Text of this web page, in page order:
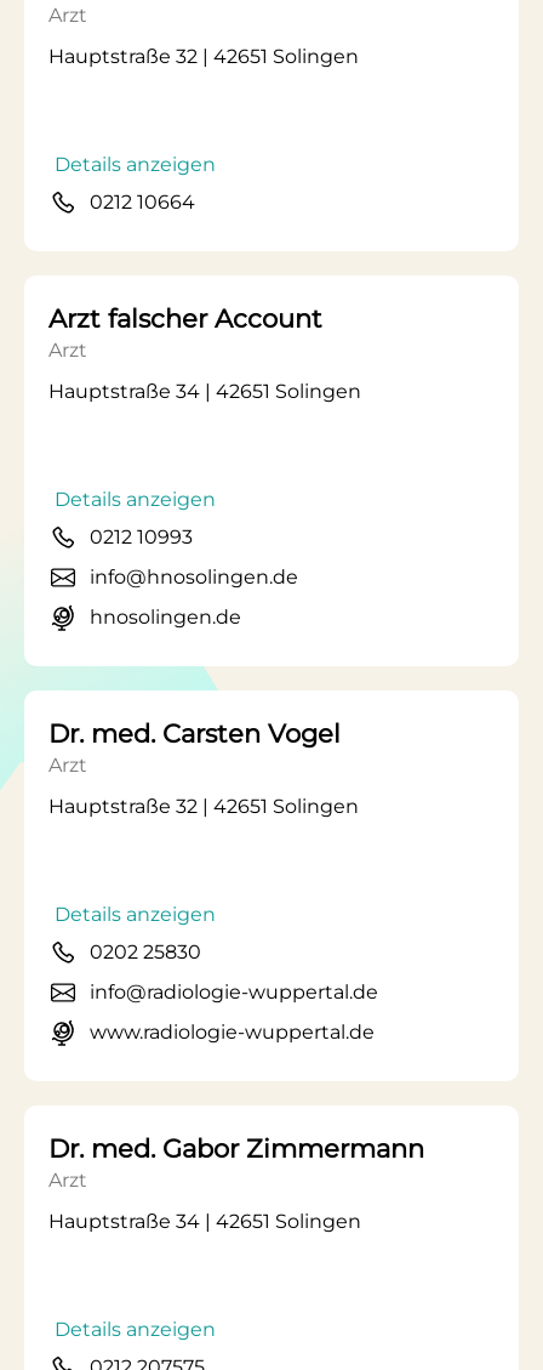
Arzt
Hauptstraße 32 | 42651 Solingen
Details anzeigen
0212 10664
Arzt falscher Account
Arzt
Hauptstraße 34 | 42651 Solingen
Details anzeigen
0212 10993
info@hnosolingen.de
hnosolingen.de
Dr. med. Carsten Vogel
Arzt
Hauptstraße 32 | 42651 Solingen
Details anzeigen
0202 25830
info@radiologie-wuppertal.de
www.radiologie-wuppertal.de
Dr. med. Gabor Zimmermann
Arzt
Hauptstraße 34 | 42651 Solingen
Details anzeigen